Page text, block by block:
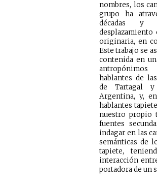
nombres, los
grupo ha
décadas y
originaria, en
Este trabajo se
contenida en
hablantes de
de Tartagal
Argentina, y,
hablantes
nuestro propio
fuentes
indagar en las
semánticas de
tapiete,
interacción
portadora de un